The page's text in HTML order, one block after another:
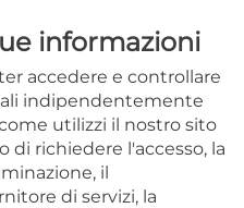
informazioni
accedere e controllare
indipendentemente
utilizzi il nostro sito
richiedere l'accesso, la
il
di servizi, la